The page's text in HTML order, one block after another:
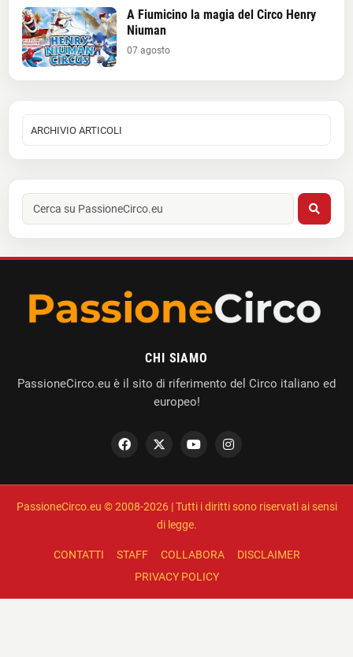
A Fiumicino la magia del Circo Henry
Niuman
07 agosto
CHI SIAMO
PassioneCirco.eu è il sito di riferimento del Circo italiano ed
europeo!
PassioneCirco.eu © 2008-2026 | Tutti i diritti sono riservati ai sensi
di legge.
CONTATTI STAFF COLLABORA
DISCLAIMER
PRIVACY POLICY